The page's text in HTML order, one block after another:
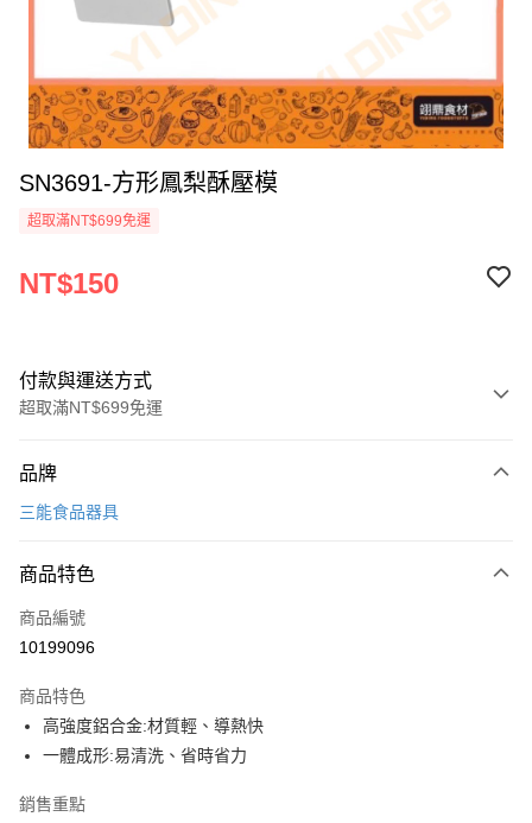
SN3691-方形鳳梨酥壓模
超取滿NT$699免運
NT$150
付款與運送方式
超取滿NT$699免運
信用卡一次付款
運送方式
• 付款後全家取貨
• 付款後7-11取貨
每筆NT$60，滿NT$699(含以上)免運費
每筆NT$250
品牌
三能食品器具
商品特色
商品編號
10199096
商品特色
高強度鋁合金:材質輕、導熱快
一體成形:易清洗、省時省力
銷售重點